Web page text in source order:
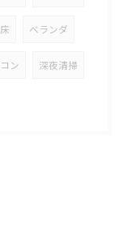
床 ベランダ
ン 深夜清掃